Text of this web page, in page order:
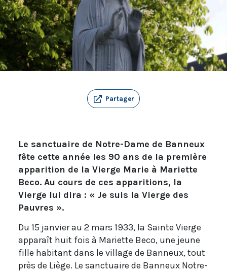
Partager
Le sanctuaire de Notre-Dame de Banneux
fête cette année les 90 ans de la première
apparition de la Vierge Marie à Mariette
Beco. Au cours de ces apparitions, la
Vierge lui dira : « Je suis la Vierge des
Pauvres ».
Du 15 janvier au 2 mars 1933, la Sainte Vierge
apparaît huit fois à Mariette Beco, une jeune
fille habitant dans le village de Banneux, tout
près de Liège. Le sanctuaire de Banneux Notre-